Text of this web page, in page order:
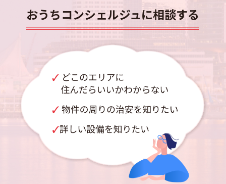
おうちコンシェルジュに相談する